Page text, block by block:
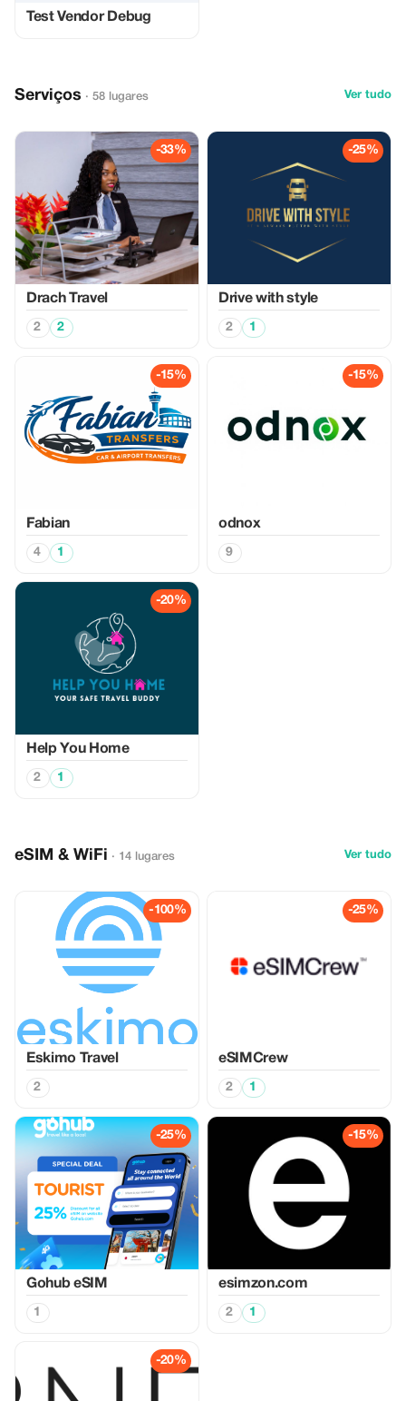
Test Vendor Debug
Serviços · 58 lugares Ver tudo
-33%
Drach Travel
2 2
-25%
Drive with style
2 1
-15%
Fabian
4 1
-15%
odnox
9
-20%
Help You Home
2 1
eSIM & WiFi · 14 lugares Ver tudo
-100%
Eskimo Travel
2
-25%
eSIMCrew
2 1
-25%
Gohub eSIM
1
-15%
esimzon.com
2 1
-20%